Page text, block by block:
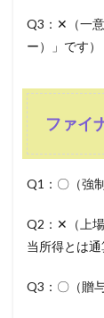
Q3：✕（一
ー）」です）
ファイ
Q1：〇（強
Q2：✕（上
当所得とは
Q3：〇（贈